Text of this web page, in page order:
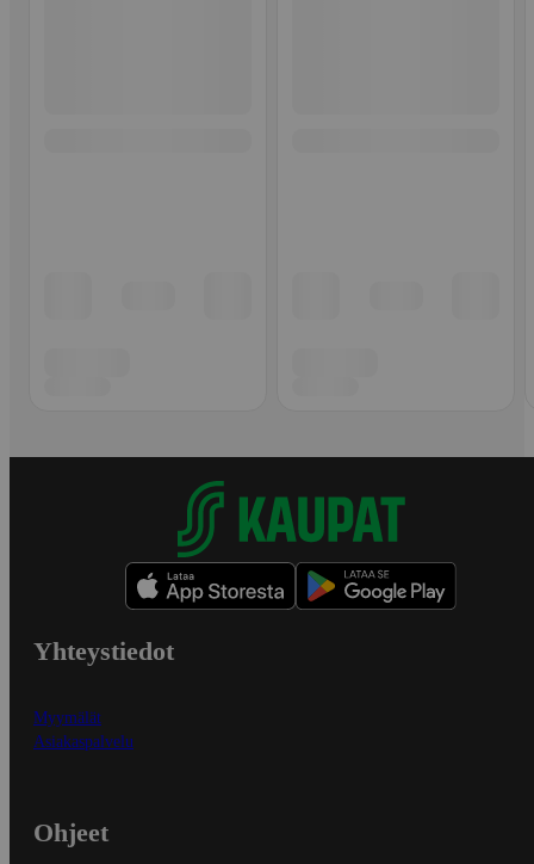
Yhteystiedot
Myymälät
Asiakaspalvelu
Ohjeet